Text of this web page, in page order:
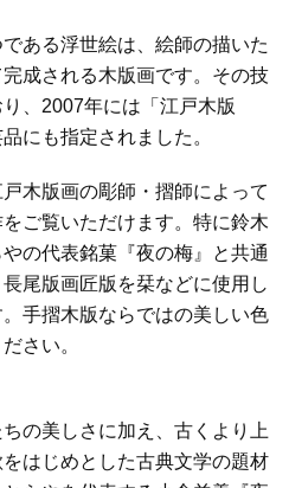
ある浮世絵は、絵師の描いた
成される木版画です。その技
、2007年には「江戸木版
にも指定されました。
木版画の彫師・摺師によって
ご覧いただけます。特に鈴木
の代表銘菓『夜の梅』と共通
尾版画匠版を栞などに使用し
手摺木版ならではの美しい色
さい。
の美しさに加え、古くより上
はじめとした古典文学の題材